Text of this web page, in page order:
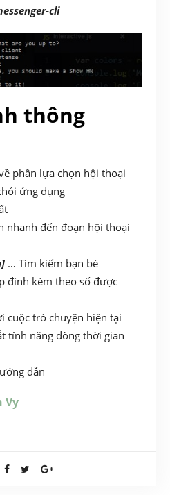
cli
thông
phần lựa chọn hội thoại
ứng dụng
nhanh đến đoạn hội thoại
… Tìm kiếm bạn bè
đính kèm theo số được
cuộc trò chuyện hiện tại
tính năng dòng thời gian
dẫn
Vy